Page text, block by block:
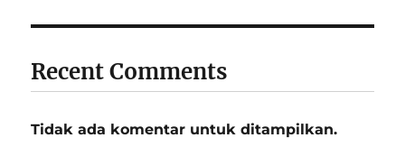
Recent Comments
Tidak ada komentar untuk ditampilkan.